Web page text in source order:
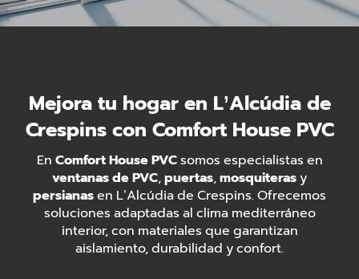
Mejora tu hogar en L’Alcúdia de
Crespins con Comfort House PVC
En Comfort House PVCsomos especialistas en
ventanas de PVC,puertas,mosquiteras y
persianasen L’Alcúdia de Crespins. Ofrecemos
soluciones adaptadas al clima mediterráneo
interior, con materiales que garantizan
aislamiento, durabilidad y confort.